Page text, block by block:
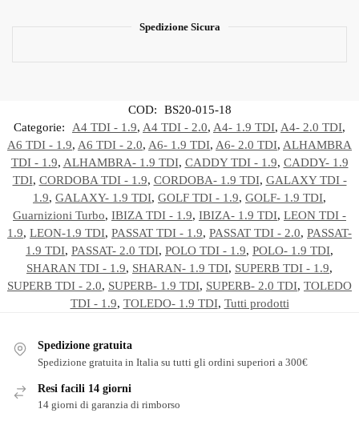
Spedizione Sicura
COD:
BS20-015-18
Categorie:
A4 TDI - 1.9, A4 TDI - 2.0, A4- 1.9 TDI, A4- 2.0 TDI,
A6 TDI - 1.9, A6 TDI - 2.0, A6- 1.9 TDI, A6- 2.0 TDI, ALHAMBRA
TDI - 1.9, ALHAMBRA- 1.9 TDI, CADDY TDI - 1.9, CADDY- 1.9
TDI, CORDOBA TDI - 1.9, CORDOBA- 1.9 TDI, GALAXY TDI -
1.9, GALAXY- 1.9 TDI, GOLF TDI - 1.9, GOLF- 1.9 TDI,
Guarnizioni Turbo, IBIZA TDI - 1.9, IBIZA- 1.9 TDI, LEON TDI -
1.9, LEON-1.9 TDI, PASSAT TDI - 1.9, PASSAT TDI - 2.0, PASSAT-
1.9 TDI, PASSAT- 2.0 TDI, POLO TDI - 1.9, POLO- 1.9 TDI,
SHARAN TDI - 1.9, SHARAN- 1.9 TDI, SUPERB TDI - 1.9,
SUPERB TDI - 2.0, SUPERB- 1.9 TDI, SUPERB- 2.0 TDI, TOLEDO
TDI - 1.9, TOLEDO- 1.9 TDI, Tutti prodotti
Spedizione gratuita
Spedizione gratuita in Italia su tutti gli ordini superiori a 300€
Resi facili 14 giorni
14 giorni di garanzia di rimborso